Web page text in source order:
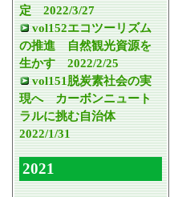
定 2022/3/27
vol152エコツーリズム
の推進 自然観光資源を
生かす 2022/2/25
vol151脱炭素社会の実
現へ カーボンニュート
ラルに挑む自治体
2022/1/31
2021